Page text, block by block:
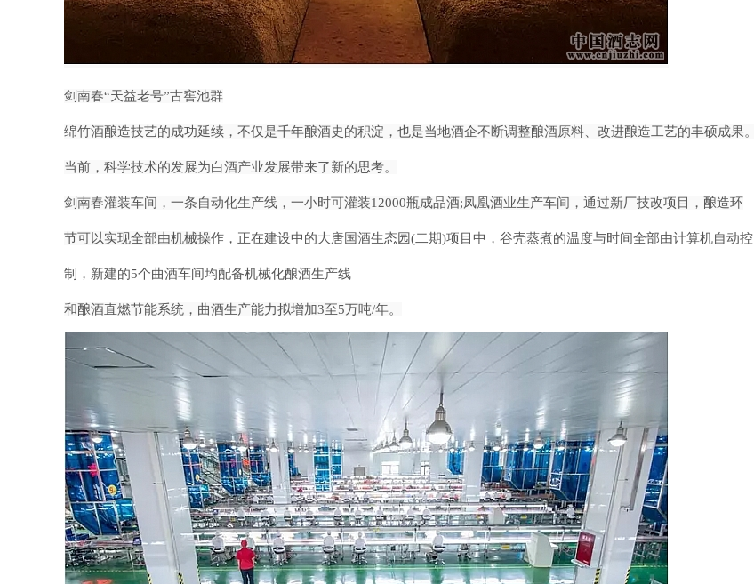
剑南春“天益老号”古窖池群
绵竹酒酿造技艺的成功延续，不仅是千年酿酒史的积淀，也是当地酒企不断调整酿酒原料、改进酿造工艺的丰硕成果。
当前，科学技术的发展为白酒产业发展带来了新的思考。
剑南春灌装车间，一条自动化生产线，一小时可灌装12000瓶成品酒;凤凰酒业生产车间，通过新厂技改项目，酿造环
节可以实现全部由机械操作，正在建设中的大唐国酒生态园(二期)项目中，谷壳蒸煮的温度与时间全部由计算机自动控
制，新建的5个曲酒车间均配备机械化酿酒生产线
和酿酒直燃节能系统，曲酒生产能力拟增加3至5万吨/年。